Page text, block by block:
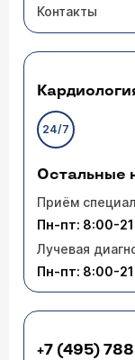
Контакты
24/7
Остальные
Приём
Пн-пт: 8:00-
Лучевая
Пн-пт: 8:00-
+7 (495)